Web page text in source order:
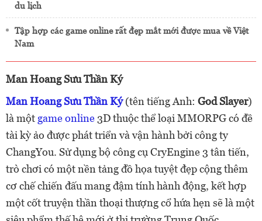
du lịch
Tập hợp các game online rất đẹp mắt mới được mua về Việt
Nam
Man Hoang Sưu Thần Ký
Man Hoang Sưu Thần Ký(tên tiếng Anh: God Slayer)
là một game online 3D thuộc thể loại MMORPG có đề
tài kỳ ảo được phát triển và vận hành bởi công ty
ChangYou. Sử dụng bộ công cụ CryEngine 3 tân tiến,
trò chơi có một nền tảng đồ họa tuyệt đẹp cộng thêm
cơ chế chiến đấu mang đậm tính hành động, kết hợp
một cốt truyện thần thoại thượng cổ hứa hẹn sẽ là một